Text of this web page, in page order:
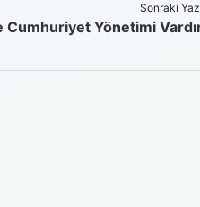
Sonraki
Cumhuriyet Yönetimi